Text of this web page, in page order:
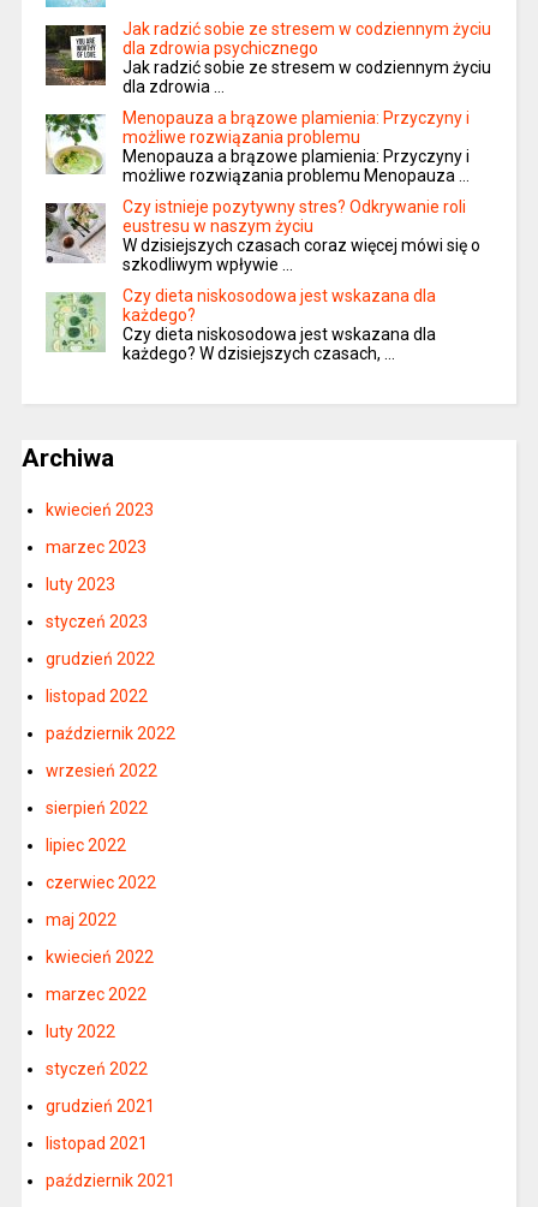
Jak radzić sobie ze stresem w codziennym życiu
dla zdrowia psychicznego
Jak radzić sobie ze stresem w codziennym życiu
dla zdrowia …
Menopauza a brązowe plamienia: Przyczyny i
możliwe rozwiązania problemu
Menopauza a brązowe plamienia: Przyczyny i
możliwe rozwiązania problemu Menopauza …
Czy istnieje pozytywny stres? Odkrywanie roli
eustresu w naszym życiu
W dzisiejszych czasach coraz więcej mówi się o
szkodliwym wpływie …
Czy dieta niskosodowa jest wskazana dla
każdego?
Czy dieta niskosodowa jest wskazana dla
każdego? W dzisiejszych czasach, …
Archiwa
kwiecień 2023
marzec 2023
luty 2023
styczeń 2023
grudzień 2022
listopad 2022
październik 2022
wrzesień 2022
sierpień 2022
lipiec 2022
czerwiec 2022
maj 2022
kwiecień 2022
marzec 2022
luty 2022
styczeń 2022
grudzień 2021
listopad 2021
październik 2021